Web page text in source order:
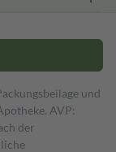
und
AVP:
der